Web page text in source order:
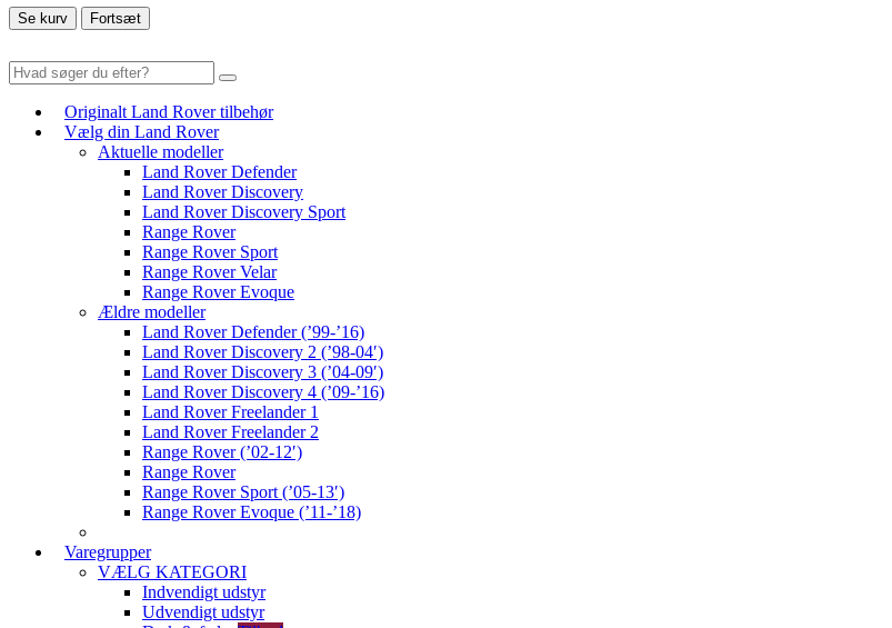
Se kurv Fortsæt
Originalt Land Rover tilbehør
Vælg din Land Rover
Aktuelle modeller
Land Rover Defender
Land Rover Discovery
Land Rover Discovery Sport
Range Rover
Range Rover Sport
Range Rover Velar
Range Rover Evoque
Ældre modeller
Land Rover Defender (’99-’16)
Land Rover Discovery 2 (’98-04′)
Land Rover Discovery 3 (’04-09′)
Land Rover Discovery 4 (’09-’16)
Land Rover Freelander 1
Land Rover Freelander 2
Range Rover (’02-12′)
Range Rover
Range Rover Sport (’05-13′)
Range Rover Evoque (’11-’18)
Varegrupper
VÆLG KATEGORI
Indvendigt udstyr
Udvendigt udstyr